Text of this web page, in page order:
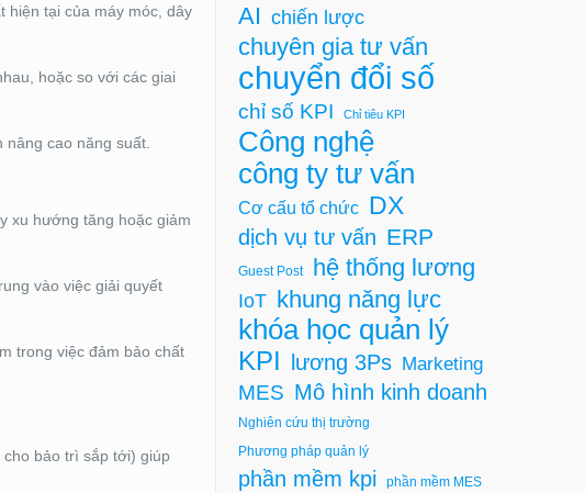
hiện tại của máy móc, dây
hoặc so với các giai
cao năng suất.
xu hướng tăng hoặc giảm
vào việc giải quyết
trong việc đảm bảo chất
bảo trì sắp tới) giúp
AI chiến lược
chuyên gia tư vấn
chuyển đổi số
chỉ số KPI Chỉ tiêu KPI
Công nghệ
công ty tư vấn
Cơ cấu tổ chức DX
dịch vụ tư vấn ERP
Guest Post hệ thống lương
IoT khung năng lực
khóa học quản lý
KPI lương 3Ps Marketing
MES Mô hình kinh doanh
Nghiên cứu thị trường
Phương pháp quản lý
phần mềm kpi phần mềm MES